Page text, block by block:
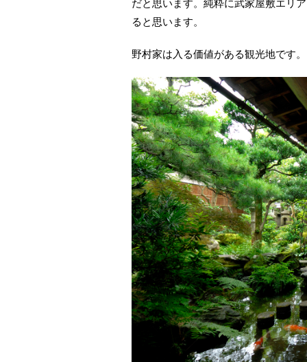
だと思います。純粋に武家屋敷エリ
ると思います。
野村家は入る価値がある観光地です